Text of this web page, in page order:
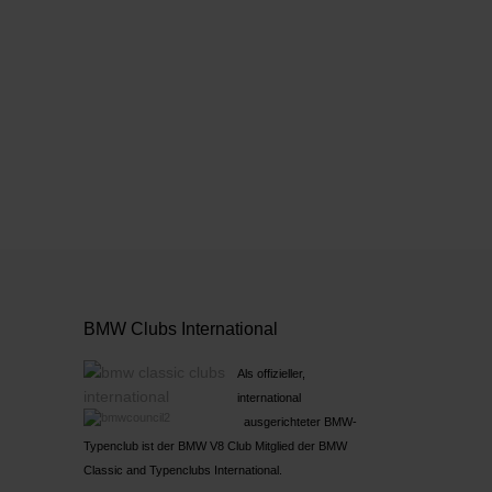
BMW Clubs International
Als offizieller,
international
ausgerichteter BMW-
Typenclub ist der BMW V8 Club Mitglied der BMW
Classic and Typenclubs International.